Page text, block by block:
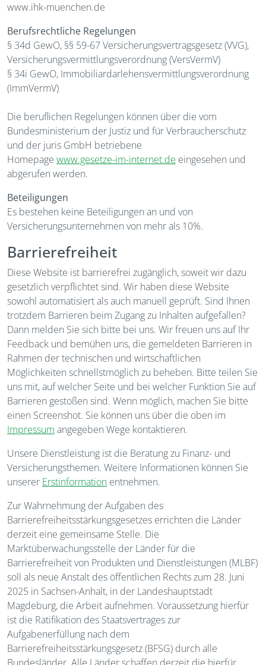
www.ihk-muenchen.de
Berufsrechtliche Regelungen
§ 34d GewO, §§ 59-67 Versicherungsvertragsgesetz (VVG),
Versicherungsvermittlungsverordnung (VersVermV)
§ 34i GewO, Immobiliardarlehensvermittlungsverordnung
(ImmVermV)
Die beruflichen Regelungen können über die vom
Bundesministerium der Justiz und für Verbraucherschutz
und der juris GmbH betriebene
Homepage www.gesetze-im-internet.de eingesehen und
abgerufen werden.
Beteiligungen
Es bestehen keine Beteiligungen an und von
Versicherungsunternehmen von mehr als 10%.
Barrierefreiheit
Diese Website ist barrierefrei zugänglich, soweit wir dazu
gesetzlich verpflichtet sind. Wir haben diese Website
sowohl automatisiert als auch manuell geprüft. Sind Ihnen
trotzdem Barrieren beim Zugang zu Inhalten aufgefallen?
Dann melden Sie sich bitte bei uns. Wir freuen uns auf Ihr
Feedback und bemühen uns, die gemeldeten Barrieren in
Rahmen der technischen und wirtschaftlichen
Möglichkeiten schnellstmöglich zu beheben. Bitte teilen Sie
uns mit, auf welcher Seite und bei welcher Funktion Sie auf
Barrieren gestoßen sind. Wenn möglich, machen Sie bitte
einen Screenshot. Sie können uns über die oben im
Impressum angegeben Wege kontaktieren.
Unsere Dienstleistung ist die Beratung zu Finanz- und
Versicherungsthemen. Weitere Informationen können Sie
unserer Erstinformation entnehmen.
Zur Wahrnehmung der Aufgaben des
Barrierefreiheitsstärkungsgesetzes errichten die Länder
derzeit eine gemeinsame Stelle. Die
Marktüberwachungsstelle der Länder für die
Barrierefreiheit von Produkten und Dienstleistungen (MLBF)
soll als neue Anstalt des öffentlichen Rechts zum 28. Juni
2025 in Sachsen-Anhalt, in der Landeshauptstadt
Magdeburg, die Arbeit aufnehmen. Voraussetzung hierfür
ist die Ratifikation des Staatsvertrages zur
Aufgabenerfüllung nach dem
Barrierefreiheitsstärkungsgesetz (BFSG) durch alle